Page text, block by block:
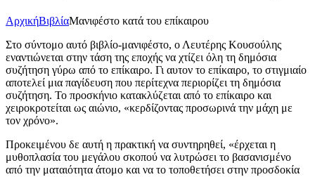
ΑρχικήΒιβλίαΜανιφέστο κατά του επίκαιρου
Στο σύντομο αυτό βιβλίο-μανιφέστο, ο Λευτέρης Κουσούλης
εναντιώνεται στην τάση της εποχής να χτίζει όλη τη δημόσια
συζήτηση γύρω από το επίκαιρο. Γι αυτον το επίκαιρο, το στιγμιαίο
αποτελεί μια παγίδευση που περίτεχνα περιορίζει τη δημόσια
συζήτηση. Το προσκήνιο κατακλύζεται από το επίκαιρο και
χειροκροτείται ως αιώνιο, «κερδίζοντας προσωρινά την μάχη με
τον χρόνο».
Προκειμένου δε αυτή η πρακτική να συντηρηθεί, «έρχεται η
μυθοπλασία του μεγάλου σκοπού να λυτρώσει το βασανισμένο
από την ματαιότητα άτομο και να το τοποθετήσει στην προσδοκία